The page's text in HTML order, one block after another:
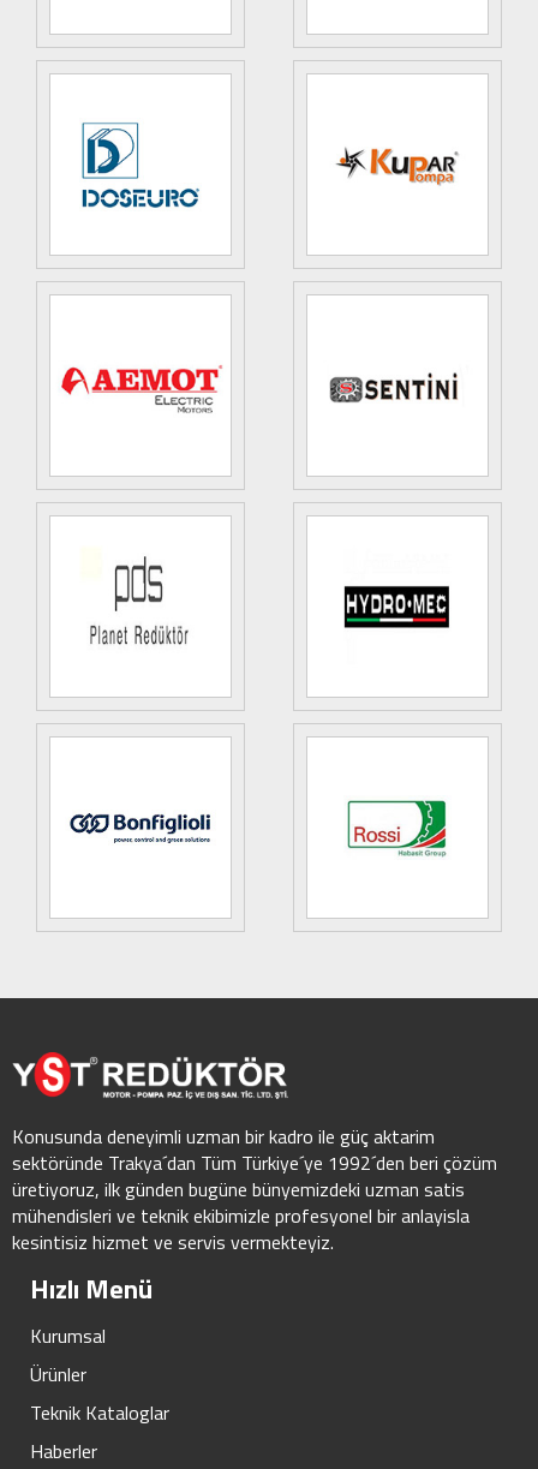
Konusunda deneyimli uzman bir kadro ile güç aktarim
sektöründe Trakya´dan Tüm Türkiye´ye 1992´den beri çözüm
üretiyoruz, ilk günden bugüne bünyemizdeki uzman satis
mühendisleri ve teknik ekibimizle profesyonel bir anlayisla
kesintisiz hizmet ve servis vermekteyiz.
Hızlı Menü
Kurumsal
Ürünler
Teknik Kataloglar
Haberler